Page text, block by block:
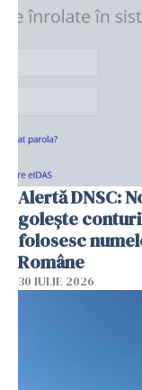
Alertă DNSC:
golește
folosesc
Române
30 IULIE 2026